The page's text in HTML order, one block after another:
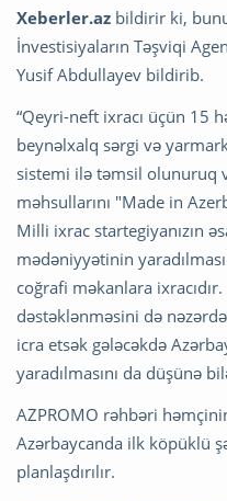
Xeberler.az bildirir ki,
İnvestisiyaların Təşviqi
Yusif Abdullayev bildirib.
“Qeyri-neft ixracı üçün 15
beynəlxalq sərgi və
sistemi ilə təmsil olunuruq
məhsullarını "Made in
Milli ixrac startegiyanızın
mədəniyyətinin
coğrafi məkanlara
dəstəklənməsini də
icra etsək gələcəkdə
yaradılmasını da düşünə
AZPROMO rəhbəri
Azərbaycanda ilk köpüklü
planlaşdırılır.